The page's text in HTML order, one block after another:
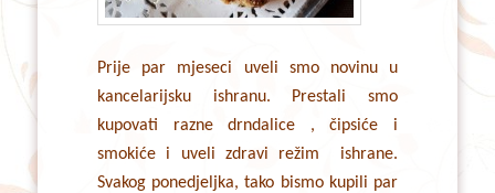
Prije par mjeseci uveli smo novinu u
kancelarijsku ishranu. Prestali smo
kupovati razne drndalice , čipsiće i
smokiće i uveli zdravi režim ishrane.
Svakog ponedjeljka, tako bismo kupili par